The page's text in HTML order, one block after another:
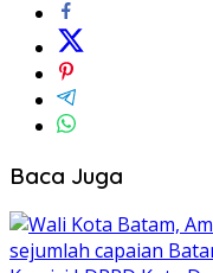
Baca Juga